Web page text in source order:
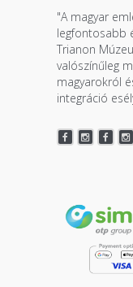
"A magyar
legfontosabb
Trianon
valószínűleg
magyarokról
integráció